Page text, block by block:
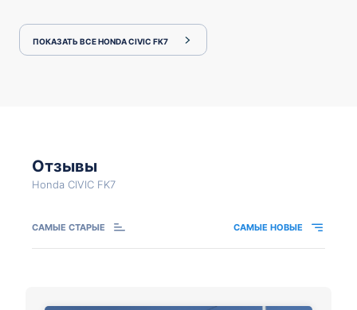
ПОКАЗАТЬ ВСЕ HONDA CIVIC FK7
Отзывы
Honda CIVIC FK7
САМЫЕ СТАРЫЕ САМЫЕ НОВЫЕ